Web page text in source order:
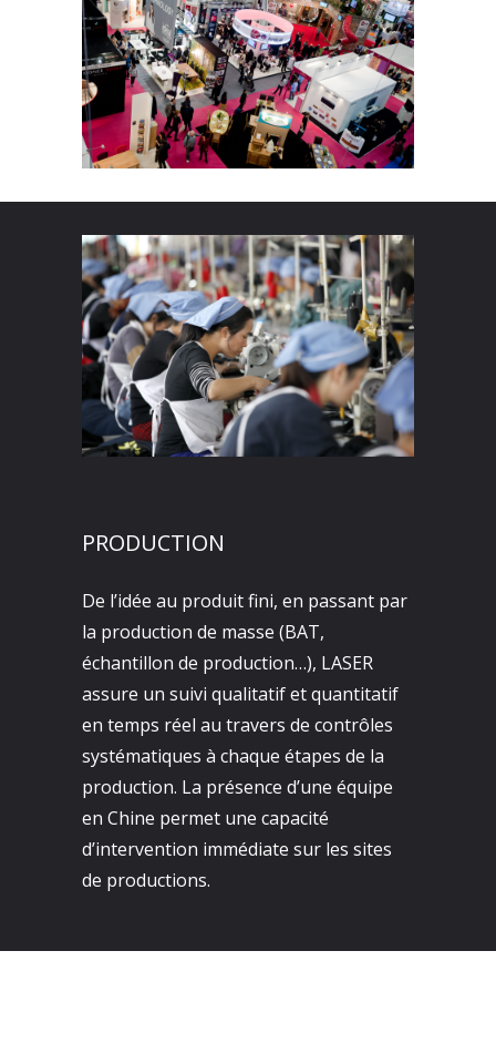
PRODUCTION
De l’idée au produit fini, en passant par
la production de masse (BAT,
échantillon de production…), LASER
assure un suivi qualitatif et quantitatif
en temps réel au travers de contrôles
systématiques à chaque étapes de la
production. La présence d’une équipe
en Chine permet une capacité
d’intervention immédiate sur les sites
de productions.